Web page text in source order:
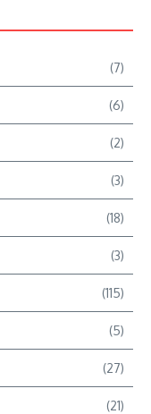
(7)
(6)
(2)
(3)
(18)
(3)
(115)
(5)
(27)
(21)